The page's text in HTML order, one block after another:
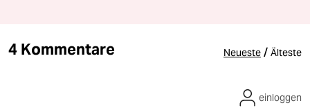
4 Kommentare Neueste / Älteste
einloggen